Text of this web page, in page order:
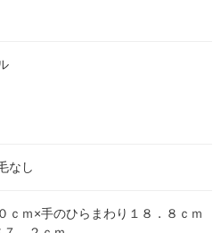
なし
ｃｍ×手のひらまわり１８．８ｃｍ